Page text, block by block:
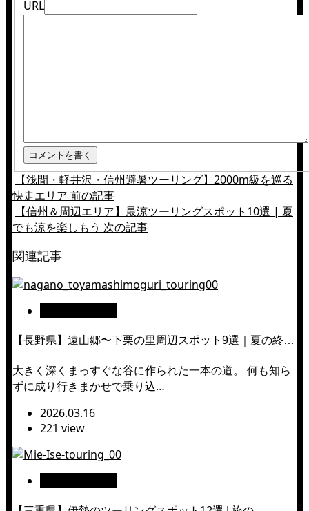
URL
【浅間・軽井沢・信州避暑ツーリング】2000m級を巡る
快走エリア 前の記事
【信州＆周辺エリア】最涼ツーリングスポット10選 | 夏
でも涼を楽しもう 次の記事
関連記事
【長野県】遠山郷〜下栗の里周辺スポット9選｜夏の終…
大きく深くまっすぐな谷に作られた一本の道。 何も知ら
ずに成り行きまかせで乗り込…
2026.03.16
221 view